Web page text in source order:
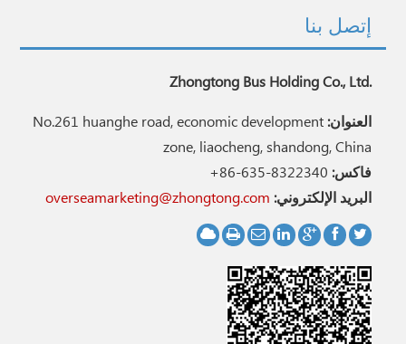
إتصل بنا
Zhongtong Bus Holding Co., Ltd.
العنوان: No.261 huanghe road, economic development
zone, liaocheng, shandong, China
فاكس: +86-635-8322340
البريد الإلكتروني: overseamarketing@zhongtong.com